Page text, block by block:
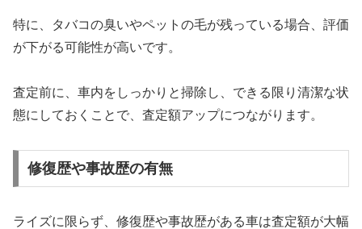
特に、タバコの臭いやペットの毛が残っている場合、評価
が下がる可能性が高いです。
査定前に、車内をしっかりと掃除し、できる限り清潔な状
態にしておくことで、査定額アップにつながります。
修復歴や事故歴の有無
ライズに限らず、修復歴や事故歴がある車は査定額が大幅